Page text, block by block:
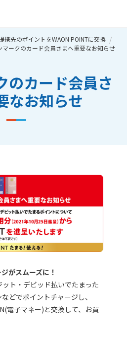
携先のポイントをWAON POINTに交換
マークのカード会員さまへ重要なお知らせ
のカード会員さ
なお知らせ
がスムーズに！
ト・デビッド払いでたまった
どでポイントチャージし、
電子マネー)と交換して、お買